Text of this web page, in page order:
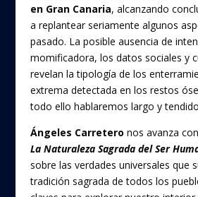
en Gran Canaria, alcanzando
a replantear seriamente algunos
pasado. La posible ausencia de
momificadora, los datos sociales y
revelan la tipología de los
extrema detectada en los restos
todo ello hablaremos largo y
Ángeles Carretero nos avanza
La Naturaleza Sagrada del Ser
sobre las verdades universales que
tradición sagrada de todos los